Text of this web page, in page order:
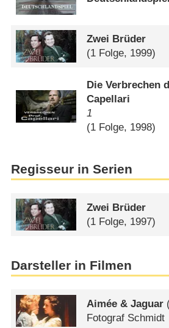
Zwei Brüder
(1 Folge, 1999)
Die Verbrechen
Capellari
1
(1 Folge, 1998)
Regisseur in Serien
Zwei Brüder
(1 Folge, 1997)
Darsteller in Filmen
Aimée & Jaguar
Fotograf Schmidt